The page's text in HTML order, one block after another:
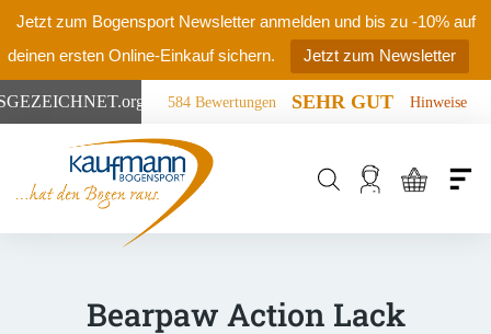
Jetzt zum Bogensport Newsletter anmelden und bis zu -10% auf
deinen ersten Online-Einkauf sichern.
Jetzt zum Newsletter
.org 584 Bewertungen SEHR GUT Hinweise
Products
search
Bearpaw Action Lack